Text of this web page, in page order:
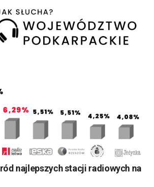
najlepszych stacji radiowych na